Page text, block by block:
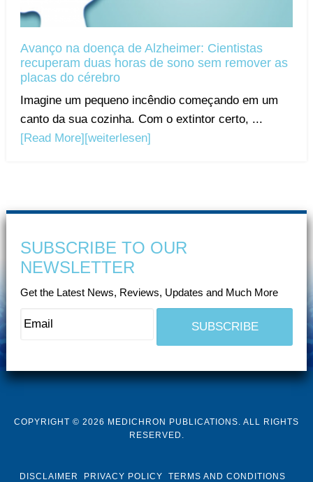
Avanço na doença de Alzheimer: Cientistas
recuperam duas horas de sono sem remover as
placas do cérebro
Imagine um pequeno incêndio começando em um
canto da sua cozinha. Com o extintor certo, ...
[Read More] [weiterlesen]
SUBSCRIBE TO OUR
NEWSLETTER
Get the Latest News, Reviews, Updates and Much More
COPYRIGHT © 2026 MEDICHRON PUBLICATIONS. ALL RIGHTS
RESERVED.
DISCLAIMER PRIVACY POLICY TERMS AND CONDITIONS